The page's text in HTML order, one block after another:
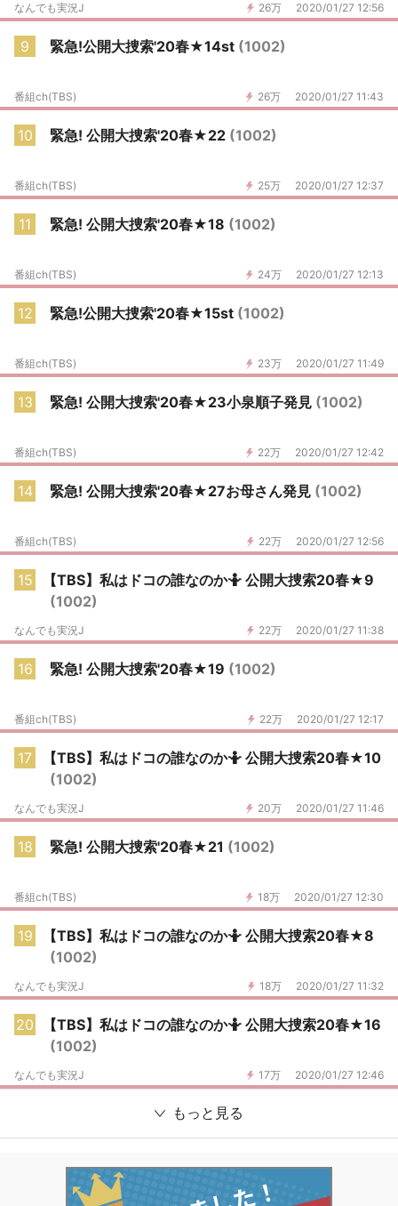
26万 2020/01/27 12:56
なんでも実況J
9 緊急!公開大捜索'20春★14st (1002)
26万 2020/01/27 11:43
番組ch(TBS)
10 緊急! 公開大捜索'20春★22 (1002)
25万 2020/01/27 12:37
番組ch(TBS)
11 緊急! 公開大捜索'20春★18 (1002)
24万 2020/01/27 12:13
番組ch(TBS)
12 緊急!公開大捜索'20春★15st (1002)
23万 2020/01/27 11:49
番組ch(TBS)
13 緊急! 公開大捜索'20春★23小泉順子発見 (1002)
22万 2020/01/27 12:42
番組ch(TBS)
14 緊急! 公開大捜索'20春★27お母さん発見 (1002)
22万 2020/01/27 12:56
番組ch(TBS)
15
【TBS】私はドコの誰なのか🤷 公開大捜索20春★9
(1002)
22万 2020/01/27 11:38
なんでも実況J
16 緊急! 公開大捜索'20春★19 (1002)
22万 2020/01/27 12:17
番組ch(TBS)
17
【TBS】私はドコの誰なのか🤷 公開大捜索20春★10
(1002)
20万 2020/01/27 11:46
なんでも実況J
18 緊急! 公開大捜索'20春★21 (1002)
18万 2020/01/27 12:30
番組ch(TBS)
19
【TBS】私はドコの誰なのか🤷 公開大捜索20春★8
(1002)
18万 2020/01/27 11:32
なんでも実況J
20
【TBS】私はドコの誰なのか🤷 公開大捜索20春★16
(1002)
17万 2020/01/27 12:46
なんでも実況J
もっと見る